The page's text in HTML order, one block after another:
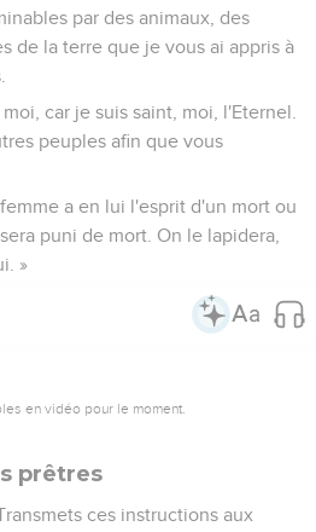
par des animaux, des
de la terre que je vous ai appris à
car je suis saint, moi, l'Eternel.
peuples afin que vous
a en lui l'esprit d'un mort ou
puni de mort. On le lapidera,
»
en vidéo pour le moment.
prêtres
ces instructions aux